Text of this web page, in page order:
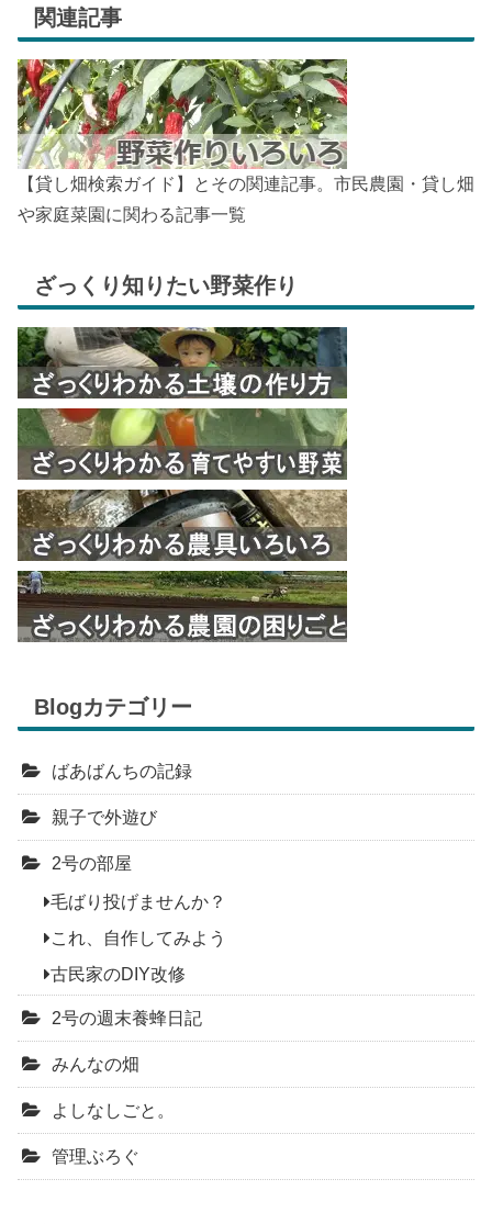
関連記事
【貸し畑検索ガイド】とその関連記事。市民農園・貸し畑
や家庭菜園に関わる記事一覧
ざっくり知りたい野菜作り
Blogカテゴリー
ばあばんちの記録
親子で外遊び
2号の部屋
毛ばり投げませんか？
これ、自作してみよう
古民家のDIY改修
2号の週末養蜂日記
みんなの畑
よしなしごと。
管理ぶろぐ